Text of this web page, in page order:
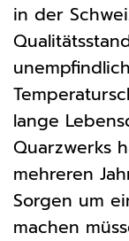
in der
lange
Quarzwerks
mehreren
Sorgen um
machen